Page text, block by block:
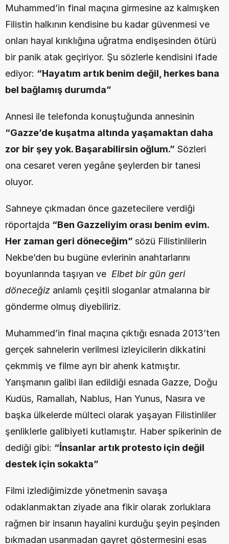
Muhammed’in final maçına girmesine az kalmışken
Filistin halkının kendisine bu kadar güvenmesi ve
onları hayal kırıklığına uğratma endişesinden ötürü
bir panik atak geçiriyor. Şu sözlerle kendisini ifade
ediyor: “Hayatım artık benim değil, herkes bana
bel bağlamış durumda”
“Gazze’de kuşatma altında yaşamaktan daha
zor bir şey yok. Başarabilirsin oğlum.” Sözleri
ona cesaret veren yegâne şeylerden bir tanesi
oluyor.
Sahneye çıkmadan önce gazetecilere verdiği
röportajda “Ben Gazzeliyim orası benim evim.
Her zaman geri döneceğim” sözü Filistinlilerin
Nekbe’den bu bugüne evlerinin anahtarlarını
boyunlarında taşıyan ve Elbet bir gün geri
döneceğiz anlamlı çeşitli sloganlar atmalarına bir
gönderme olmuş diyebiliriz.
Muhammed’in final maçına çıktığı esnada 2013’ten
gerçek sahnelerin verilmesi izleyicilerin dikkatini
çekmmiş ve filme ayrı bir ahenk katmıştır.
Yarışmanın galibi ilan edildiği esnada Gazze, Doğu
Kudüs, Ramallah, Nablus, Han Yunus, Nasıra ve
başka ülkelerde mülteci olarak yaşayan Filistinliler
şenliklerle galibiyeti kutlamıştır. Haber spikerinin de
dediği gibi: “İnsanlar artık protesto için değil
destek için sokakta”
Filmi izlediğimizde yönetmenin savaşa
odaklanmaktan ziyade ana fikir olarak zorluklara
rağmen bir insanın hayalini kurduğu şeyin peşinden
bıkmadan usanmadan gayret göstermesini esas